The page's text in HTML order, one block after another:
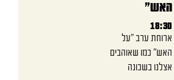
האש"
18:30
ארוחת ערב “על
האש” כמו שאוהבים
אצלנו בשכונה